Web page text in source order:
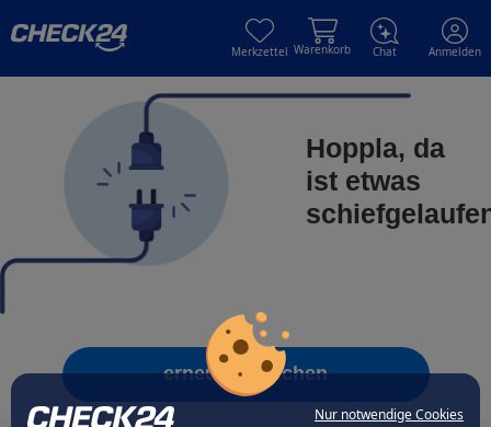
Nur notwendige Cookies
Merkzettel Warenkorb Chat Anmelden
Hoppla, da
ist etwas
erneut versuchen